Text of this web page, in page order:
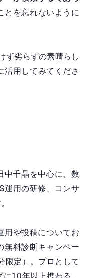
とを忘れないように
ず劣らずの素晴らし
活用してみてくださ
中千晶を中心に、数
運用の研修、コンサ
用や投稿についてお
無料診断キャンペー
限定）。プロとして